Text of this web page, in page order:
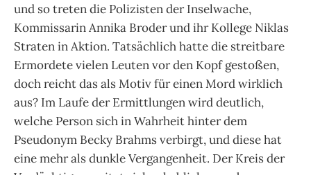
und so treten die Polizisten der Inselwache,
Kommissarin Annika Broder und ihr Kollege Niklas
Straten in Aktion. Tatsächlich hatte die streitbare
Ermordete vielen Leuten vor den Kopf gestoßen,
doch reicht das als Motiv für einen Mord wirklich
aus? Im Laufe der Ermittlungen wird deutlich,
welche Person sich in Wahrheit hinter dem
Pseudonym Becky Brahms verbirgt, und diese hat
eine mehr als dunkle Vergangenheit. Der Kreis der